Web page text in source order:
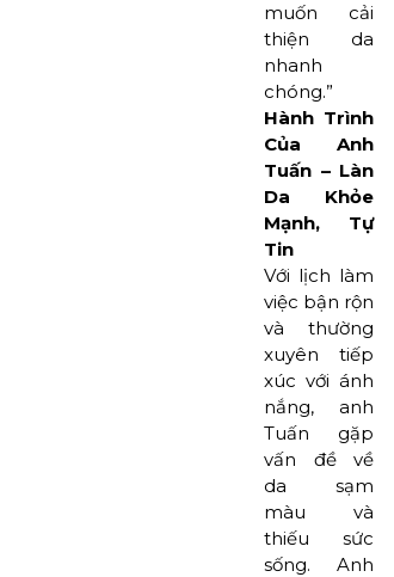
muốn cải
thiện da
nhanh
chóng.”
Hành Trình
Của Anh
Tuấn – Làn
Da Khỏe
Mạnh, Tự
Tin
Với lịch làm
việc bận rộn
và thường
xuyên tiếp
xúc với ánh
nắng, anh
Tuấn gặp
vấn đề về
da sạm
màu và
thiếu sức
sống. Anh